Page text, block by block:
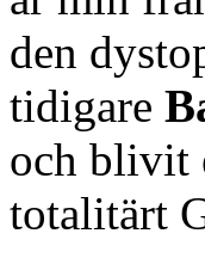
den
tidigare
och blivit
totalitärt